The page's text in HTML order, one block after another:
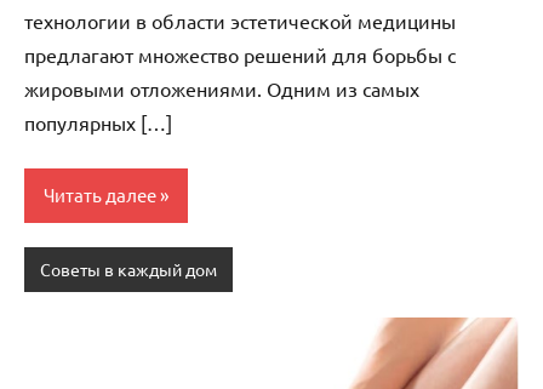
технологии в области эстетической медицины
предлагают множество решений для борьбы с
жировыми отложениями. Одним из самых
популярных […]
Читать далее
Советы в каждый дом